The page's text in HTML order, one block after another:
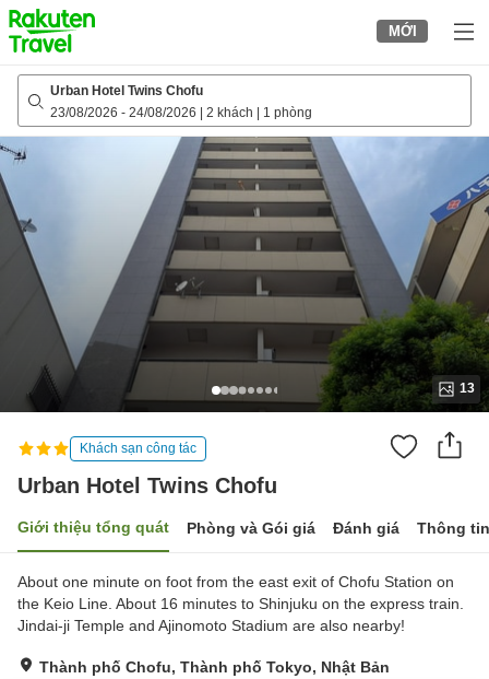
to
top
page
MỚI
Urban Hotel Twins Chofu
23/08/2026 - 24/08/2026 2 khách 1 phòng
13
Khách sạn công tác
Urban Hotel Twins Chofu
Giới thiệu tổng quát Phòng và Gói giá Đánh giá Thông
About one minute on foot from the east exit of Chofu Station on
the Keio Line. About 16 minutes to Shinjuku on the express train.
Jindai-ji Temple and Ajinomoto Stadium are also nearby!
Thành phố Chofu, Thành phố Tokyo, Nhật Bản